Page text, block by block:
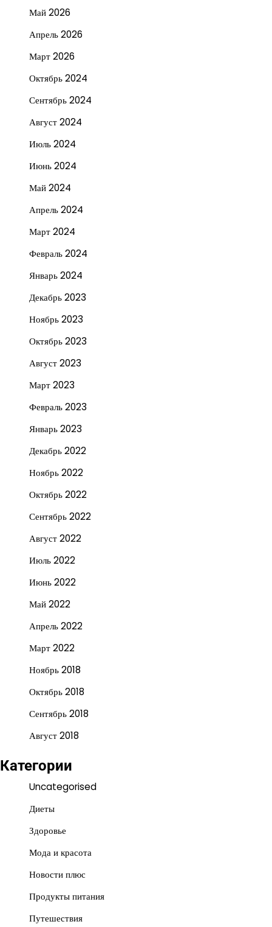
Май 2026
Апрель 2026
Март 2026
Октябрь 2024
Сентябрь 2024
Август 2024
Июль 2024
Июнь 2024
Май 2024
Апрель 2024
Март 2024
Февраль 2024
Январь 2024
Декабрь 2023
Ноябрь 2023
Октябрь 2023
Август 2023
Март 2023
Февраль 2023
Январь 2023
Декабрь 2022
Ноябрь 2022
Октябрь 2022
Сентябрь 2022
Август 2022
Июль 2022
Июнь 2022
Май 2022
Апрель 2022
Март 2022
Ноябрь 2018
Октябрь 2018
Сентябрь 2018
Август 2018
Категории
Uncategorised
Диеты
Здоровье
Мода и красота
Новости плюс
Продукты питания
Путешествия